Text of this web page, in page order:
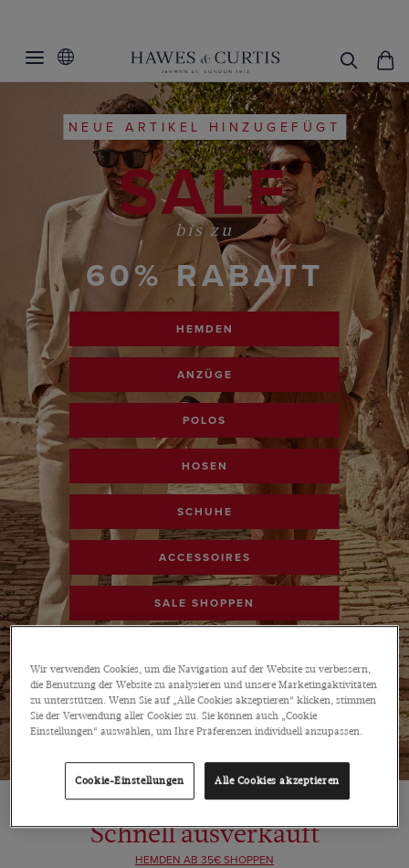
NEUE ARTIKEL HINZUGEFÜGT
SALE
bis zu
60% RABATT
HEMDEN
ANZÜGE
POLOS
HOSEN
SCHUHE
ACCESSOIRES
SALE SHOPPEN
Schnell ausverkauft
HEMDEN AB 35€ SHOPPEN
Wir verwenden Cookies, um die Navigation auf der Website zu verbessern,
die Benutzung der Website zu analysieren und unsere Marketingaktivitäten
zu unterstützen. Wenn Sie auf „Alle Cookies akzeptieren“ klicken, stimmen
Sie der Verwendung aller Cookies zu. Sie können auch „Cookie
Einstellungen“ auswählen, um Ihre Präferenzen individuell anzupassen.
Cookie-Einstellungen Alle Cookies akzeptieren